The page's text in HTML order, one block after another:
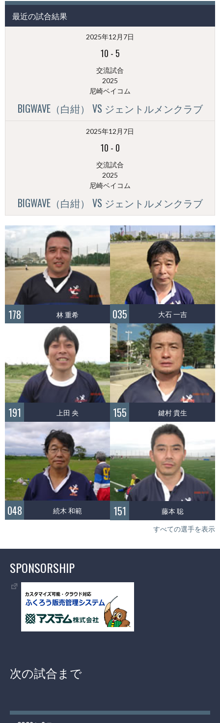
投
（月
最近の試合結果
2025年12月7日
10 - 5
交流試合
2025
尼崎ベイコム
BIGWAVE（白紺） VS ジェントルメンクラブ
2025年12月7日
10 - 0
交流試合
2025
尼崎ベイコム
BIGWAVE（白紺） VS ジェントルメンクラブ
178 林 重希 035 大石 一吉
191 上田 央 155 鍵村 貴生
048 続木 和範 151 藤本 聡
すべての選手を表示
SPONSORSHIP
次の試合まで